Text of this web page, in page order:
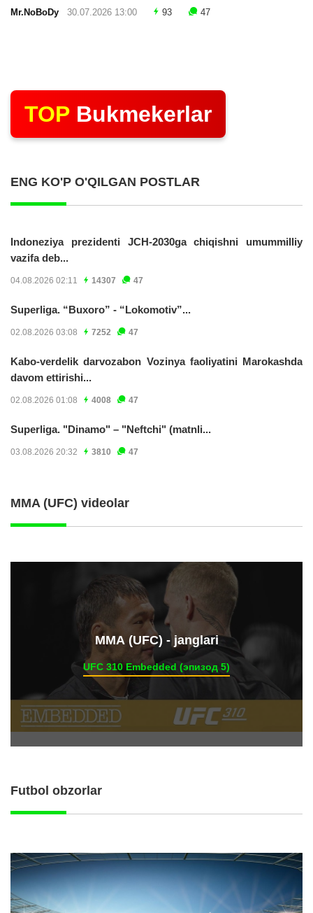
Mr.NoBoDy 30.07.2026 13:00 93 47
TOP Bukmekerlar
ENG KO'P O'QILGAN POSTLAR
Indoneziya prezidenti JCH-2030ga chiqishni umummilliy
vazifa deb...
04.08.2026 02:11 14307 47
Superliga. “Buxoro” - “Lokomotiv”...
02.08.2026 03:08 7252 47
Kabo-verdelik darvozabon Vozinya faoliyatini Marokashda
davom ettirishi...
02.08.2026 01:08 4008 47
Superliga. "Dinamo" – "Neftchi" (matnli...
03.08.2026 20:32 3810 47
MMA (UFC) videolar
ММА (UFC) - janglari
UFC 310 Embedded (эпизод 5)
Futbol obzorlar